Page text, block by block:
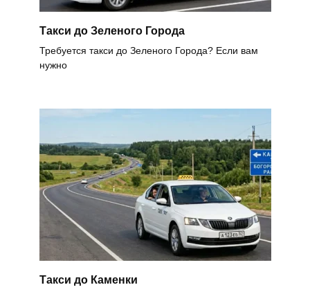
Такси до Зеленого Города
Требуется такси до Зеленого Города? Если вам
нужно
Такси до Каменки